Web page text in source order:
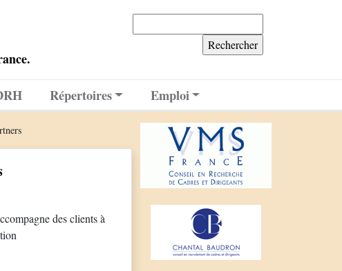
Répertoires Emploi
des clients à